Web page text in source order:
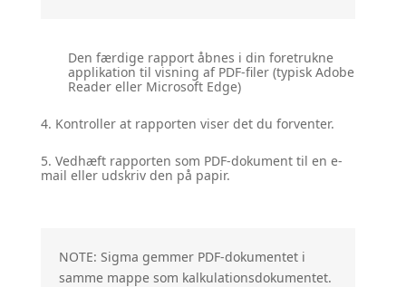
Den færdige rapport åbnes i din foretrukne
applikation til visning af PDF-filer (typisk Adobe
Reader eller Microsoft Edge)
4. Kontroller at rapporten viser det du forventer.
5. Vedhæft rapporten som PDF-dokument til en e-
mail eller udskriv den på papir.
NOTE: Sigma gemmer PDF-dokumentet i
samme mappe som kalkulationsdokumentet.